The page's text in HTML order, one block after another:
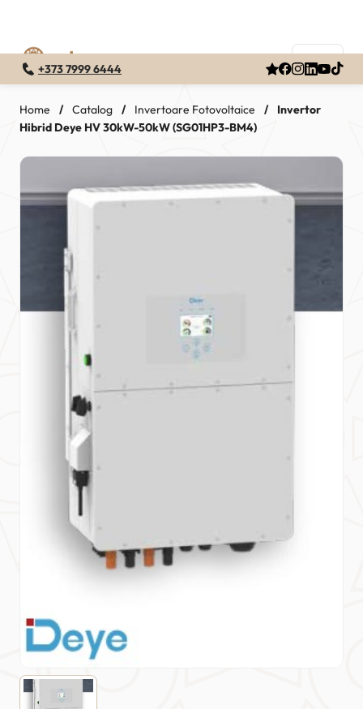
content
+373 7999 6444
Home / Catalog / Invertoare Fotovoltaice /
Invertor
Hibrid Deye HV 30kW-50kW (SG01HP3-BM4)